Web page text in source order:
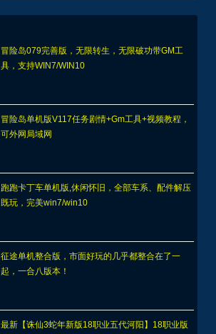
冒险岛079完善版，无限转生，无限破功带GM工
具，支持WIN7/WIN10
冒险岛单机版V117任务剧情+Gm工具+视频教程，
可外网局域网
跑跑卡丁车单机版,休闲怀旧，全部车系、配件解压
既玩，完美win7/win10
征途单机整合版，市面好玩的几乎都整合在了一
起，一合八版本！
最新【诛仙3蛇年新版18职业五代河阳】18职业版